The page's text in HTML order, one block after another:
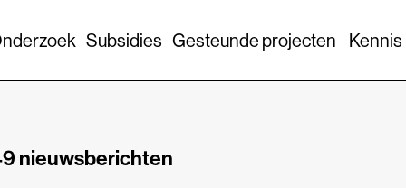
Subsidies Gesteunde projecten Kennis
nieuwsberichten